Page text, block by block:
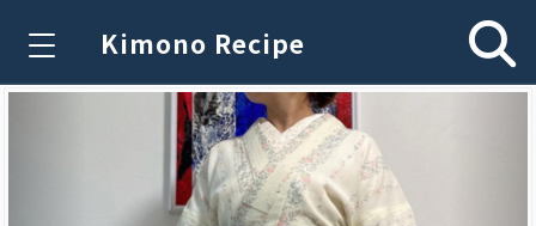
Kimono Recipe